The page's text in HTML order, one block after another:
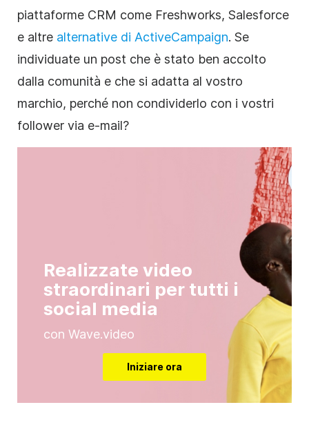
piattaforme CRM come Freshworks, Salesforce
e altre alternative di ActiveCampaign. Se
individuate un post che è stato ben accolto
dalla comunità e che si adatta al vostro
marchio, perché non condividerlo con i vostri
follower via e-mail?
Realizzate video
straordinari per tutti i
social media
con Wave.video
Iniziare ora